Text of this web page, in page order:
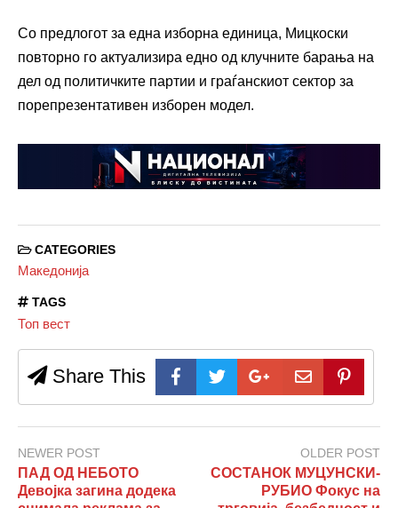
Со предлогот за една изборна единица, Мицкоски
повторно го актуализира едно од клучните барања на
дел од политичките партии и граѓанскиот сектор за
порепрезентативен изборен модел.
CATEGORIES
Македонија
TAGS
Топ вест
Share This
NEWER POST
ПАД ОД НЕБОТО
Девојка загина додека
OLDER POST
СОСТАНОК МУЦУНСКИ-
РУБИО Фокус на